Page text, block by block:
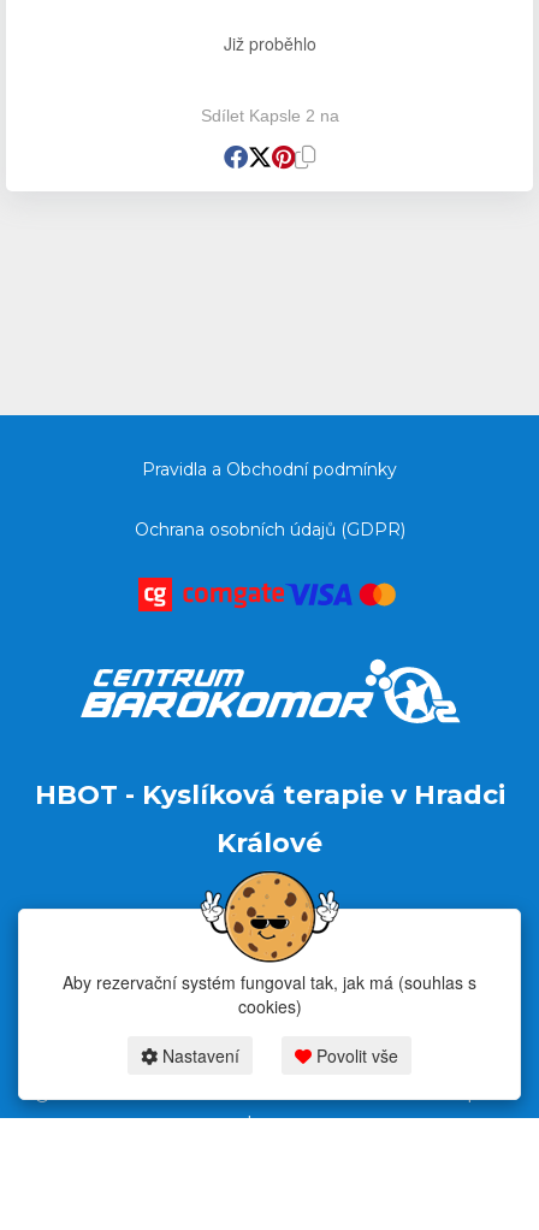
Již proběhlo
Sdílet Kapsle 2 na
Pravidla a Obchodní podmínky
Ochrana osobních údajů (GDPR)
HBOT - Kyslíková terapie v Hradci
Králové
+420 606 477
+420 724 810
vyhrazena.
Aby rezervační systém fungoval tak, jak má (souhlas s
cookies)
Nastavení Povolit vše